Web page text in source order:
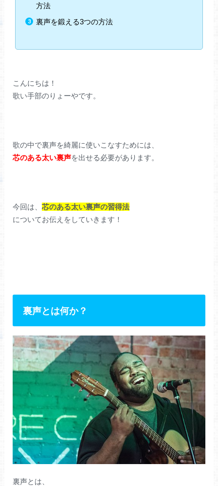
方法
裏声を鍛える3つの方法
こんにちは！
歌い手部のりょーやです。
歌の中で裏声を綺麗に使いこなすためには、
芯のある太い裏声を出せる必要があります。
今回は、芯のある太い裏声の習得法
についてお伝えをしていきます！
裏声とは何か？
裏声とは、